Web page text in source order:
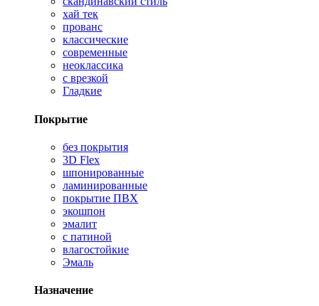
хай тек
прованс
классические
современные
неоклассика
с врезкой
Гладкие
Покрытие
без покрытия
3D Flex
шпонированные
ламинированные
покрытие ПВХ
экошпон
эмалит
с патиной
влагостойкие
Эмаль
Назначение